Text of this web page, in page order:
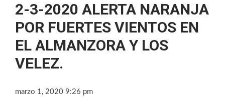
2-3-2020 ALERTA NARANJA
POR FUERTES VIENTOS EN
EL ALMANZORA Y LOS
VELEZ.
marzo 1, 2020 9:26 pm